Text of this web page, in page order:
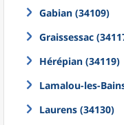
Gabian (34109)
Graissessac
Hérépian (34119)
Lamalou-les-
Laurens (34130)